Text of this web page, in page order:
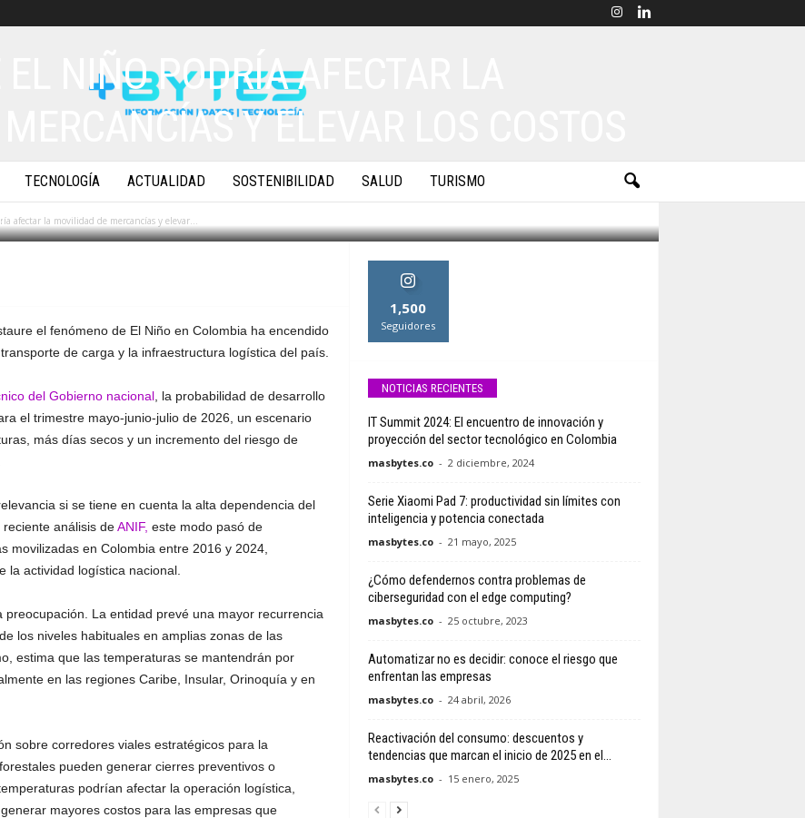
TECNOLOGÍA ACTUALIDAD SOSTENIBILIDAD SALUD TURISMO
afectar la movilidad de mercancías y elevar...
EL NIÑO PODRÍA AFECTAR LA
Y ELEVAR LOS COSTOS
COLOMBIA
el fenómeno de El Niño en Colombia ha encendido
de carga y la infraestructura logística del país.
del Gobierno nacional, la probabilidad de desarrollo
el trimestre mayo-junio-julio de 2026, un escenario
más días secos y un incremento del riesgo de
si se tiene en cuenta la alta dependencia del
análisis deANIF, este modo pasó de
movilizadas en Colombia entre 2016 y 2024,
la actividad logística nacional.
preocupación. La entidad prevé una mayor recurrencia
los niveles habituales en amplias zonas de las
estima que las temperaturas se mantendrán por
en las regiones Caribe, Insular, Orinoquía y en
sobre corredores viales estratégicos para la
pueden generar cierres preventivos o
podrían afectar la operación logística,
mayores costos para las empresas que
1,500
Seguidores
NOTICIAS RECIENTES
IT Summit 2024: El encuentro de innovación y
proyección del sector tecnológico en Colombia
masbytes.co - 2 diciembre, 2024
Serie Xiaomi Pad 7: productividad sin límites con
inteligencia y potencia conectada
masbytes.co - 21 mayo, 2025
¿Cómo defendernos contra problemas de
ciberseguridad con el edge computing?
masbytes.co - 25 octubre, 2023
Automatizar no es decidir: conoce el riesgo que
enfrentan las empresas
masbytes.co - 24 abril, 2026
Reactivación del consumo: descuentos y
tendencias que marcan el inicio de 2025 en el...
masbytes.co - 15 enero, 2025